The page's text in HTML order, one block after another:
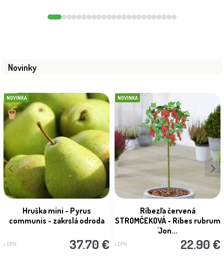
Novinky
NOVINKA
Hruška mini - Pyrus
communis - zakrslá odroda
s DPH 37.70 €
NOVINKA
Ríbezľa červená
STROMČEKOVÁ - Ribes rubrum
'Jon...
s DPH 22.90 €